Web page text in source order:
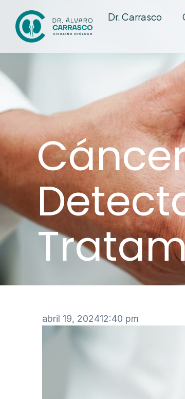
Dr. Carrasco
abril 19, 202412:40 pm